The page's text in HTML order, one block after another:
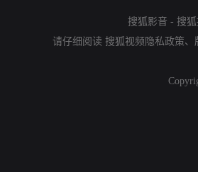
搜狐影音 - 搜
请仔细阅读 搜狐视频隐私政策、